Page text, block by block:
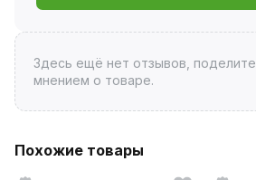
Здесь ещё нет отзывов,
мнением о товаре.
Похожие товары